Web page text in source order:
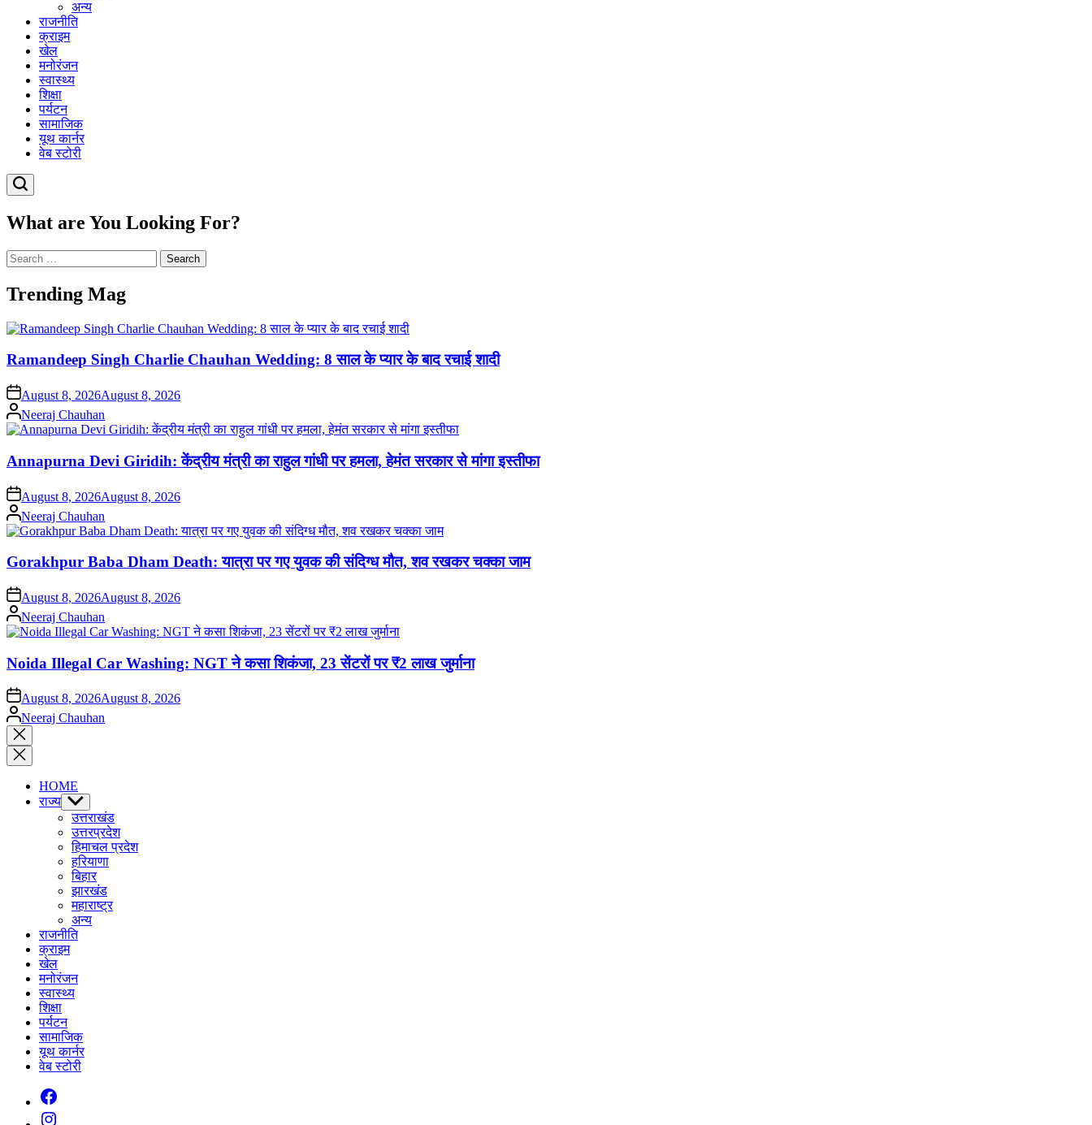
अन्य
राजनीति
क्राइम
खेल
मनोरंजन
स्वास्थ्य
शिक्षा
पर्यटन
सामाजिक
यूथ कार्नर
वेब स्टोरी
Search
What are You Looking For?
Search
for:
Trending Mag
Ramandeep Singh Charlie Chauhan Wedding: 8 साल के प्यार के बाद रचाई शादी
on August 8, 2026August 8, 2026
Posted
by
Neeraj Chauhan
Annapurna Devi Giridih: केंद्रीय मंत्री का राहुल गांधी पर हमला, हेमंत सरकार से मांगा इस्तीफा
on August 8, 2026August 8, 2026
Posted
by
Neeraj Chauhan
Gorakhpur Baba Dham Death: यात्रा पर गए युवक की संदिग्ध मौत, शव रखकर चक्का जाम
on August 8, 2026August 8, 2026
Posted
by
Neeraj Chauhan
Noida Illegal Car Washing: NGT ने कसा शिकंजा, 23 सेंटरों पर ₹2 लाख जुर्माना
on August 8, 2026August 8, 2026
Posted
by
Neeraj Chauhan
Close
search
HOME
राज्य Show
sub
menu
उत्तराखंड
उत्तरप्रदेश
हिमाचल प्रदेश
हरियाणा
बिहार
झारखंड
महाराष्ट्र
अन्य
राजनीति
क्राइम
खेल
मनोरंजन
स्वास्थ्य
शिक्षा
पर्यटन
सामाजिक
यूथ कार्नर
वेब स्टोरी
Facebook
Instagram